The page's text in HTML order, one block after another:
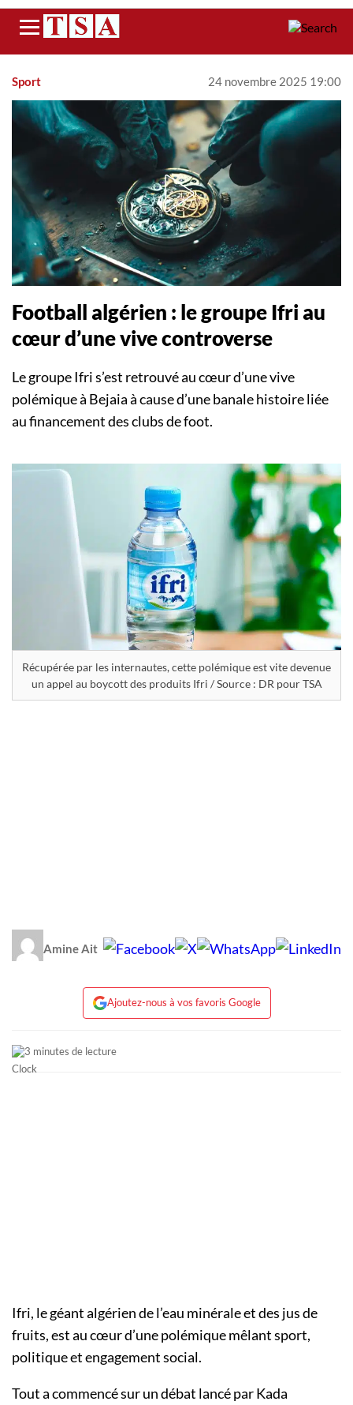
Menu
Sport 24 novembre 2025 19:00
Football algérien : le groupe Ifri au
cœur d’une vive controverse
Le groupe Ifri s’est retrouvé au cœur d’une vive
polémique à Bejaia à cause d’une banale histoire liée
au financement des clubs de foot.
Récupérée par les internautes, cette polémique est vite devenue
un appel au boycott des produits Ifri / Source : DR pour TSA
Amine Ait
Ajoutez-nous à vos favoris Google
3 minutes de lecture
Ifri, le géant algérien de l’eau minérale et des jus de
fruits, est au cœur d’une polémique mêlant sport,
politique et engagement social.
Tout a commencé sur un débat lancé par Kada